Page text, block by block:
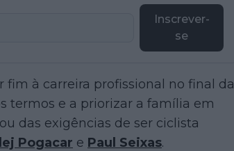
Inscrever-
se
fim à carreira profissional no final da
termos e a priorizar a família em
das exigências de ser ciclista
Pogacar e Paul Seixas.